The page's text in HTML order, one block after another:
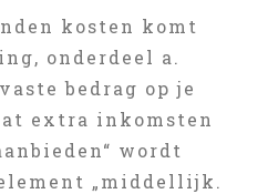
kosten komt
onderdeel a.
bedrag op je
extra inkomsten
wordt
„middellijk.